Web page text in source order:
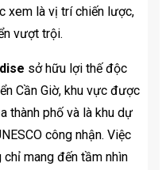
xem là vị trí chiến lược,
vượt trội.
sở hữu lợi thế độc
Cần Giờ, khu vực được
thành phố và là khu dự
công nhận. Việc
mang đến tầm nhìn